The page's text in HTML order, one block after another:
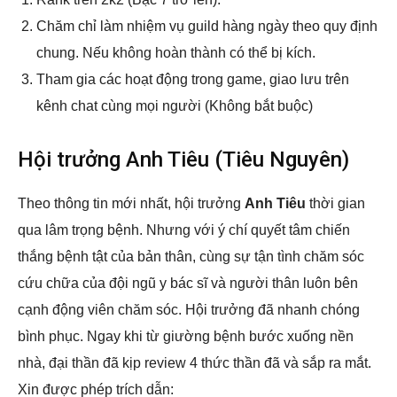
Chăm chỉ làm nhiệm vụ guild hàng ngày theo quy định
chung. Nếu không hoàn thành có thể bị kích.
Tham gia các hoạt động trong game, giao lưu trên
kênh chat cùng mọi người (Không bắt buộc)
Hội trưởng Anh Tiêu (Tiêu Nguyên)
Theo thông tin mới nhất, hội trưởng Anh Tiêu thời gian
qua lâm trọng bệnh. Nhưng với ý chí quyết tâm chiến
thắng bệnh tật của bản thân, cùng sự tận tình chăm sóc
cứu chữa của đội ngũ y bác sĩ và người thân luôn bên
cạnh động viên chăm sóc. Hội trưởng đã nhanh chóng
bình phục. Ngay khi từ giường bệnh bước xuống nền
nhà, đại thần đã kịp review 4 thức thần đã và sắp ra mắt.
Xin được phép trích dẫn: